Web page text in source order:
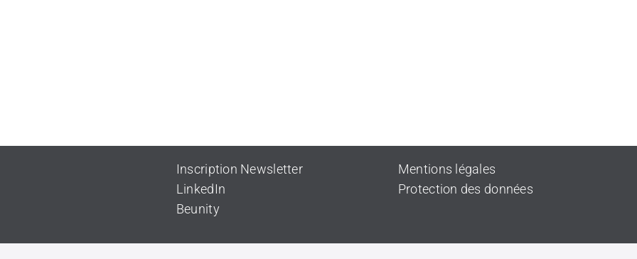
Inscription Newsletter
LinkedIn
Beunity
Mentions légales
Protection des données